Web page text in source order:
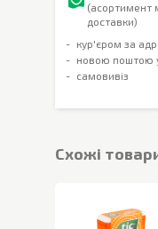
(асортимент
доставки)
кур'єром за
новою поштою
самовивіз
Cхожі